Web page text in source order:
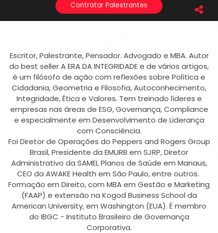
Contratar Palestrantes
Escritor, Palestrante, Pensador. Advogado e MBA. Autor
do best seller A ERA DA INTEGRIDADE e de vários artigos,
é um filósofo de ação com reflexões sobre Política e
Cidadania, Geometria e Filosofia, Autoconhecimento,
Integridade, Ética e Valores. Tem treinado líderes e
empresas nas áreas de ESG, Governança, Compliance
e especialmente em Desenvolvimento de Liderança
com Consciência.
Foi Diretor de Operações do Peppers and Rogers Group
Brasil, Presidente da EMURB em SJRP, Diretor
Administrativo da SAMEL Planos de Saúde em Manaus,
CEO da AWAKE Health em São Paulo, entre outros.
Formação em Direito, com MBA em Gestão e Marketing
(FAAP) e extensão na Kogod Business School da
American University, em Washington (EUA). É membro
do IBGC - Instituto Brasileiro de Governança
Corporativa.